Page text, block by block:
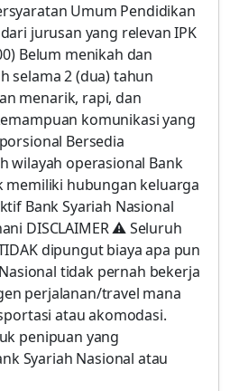
Umum Pendidikan
jurusan yang relevan IPK
Belum menikah dan
selama 2 (dua) tahun
menarik, rapi, dan
komunikasi yang
Bersedia
wilayah operasional Bank
memiliki hubungan keluarga
Bank Syariah Nasional
DISCLAIMER ⚠️ ⁠Seluruh
dipungut biaya apa pun
tidak pernah bekerja
perjalanan/travel mana
atau akomodasi.
penipuan yang
Syariah Nasional atau